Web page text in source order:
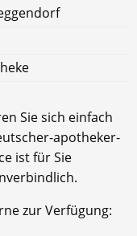
Sie sich einfach
apotheker-
ist für Sie
zur Verfügung: